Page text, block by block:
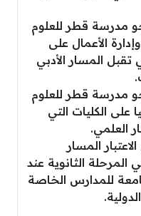
مدرسة قطر للعلوم
الأعمال على
تقبل المسار الأدبي
مدرسة قطر للعلوم
على الكليات التي
العلمي.
المسار
المرحلة الثانوية عند
للمدارس الخاصة